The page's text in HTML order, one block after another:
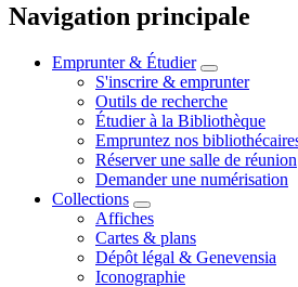
Navigation principale
Emprunter & Étudier
S'inscrire & emprunter
Outils de recherche
Étudier à la Bibliothèque
Empruntez nos
Réserver une salle de réunion
Demander une numérisation
Collections
Affiches
Cartes & plans
Dépôt légal & Genevensia
Iconographie